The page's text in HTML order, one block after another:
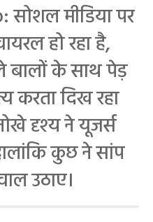
मीडिया पर
हो रहा है,
बालों के साथ पेड़
करता दिख रहा
दृश्य ने यूजर्स
कुछ ने सांप
उठाए।